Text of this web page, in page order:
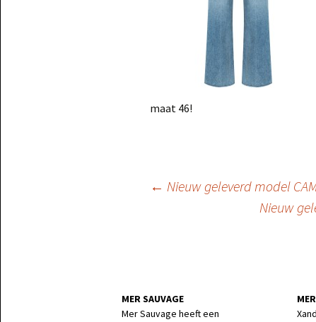
maat 46!
Berichtnavigatie
← Nieuw geleverd model
Nieuw
MER SAUVAGE
Mer Sauvage heeft een